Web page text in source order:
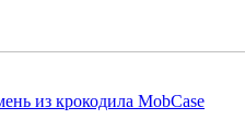
из крокодила MobCase